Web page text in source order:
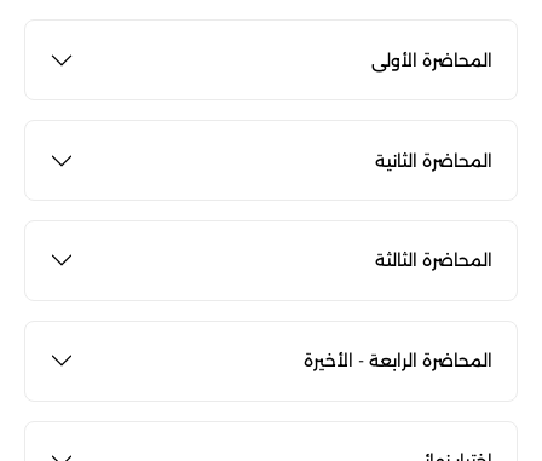
المحاضرة الأولى
المحاضرة الثانية
المحاضرة الثالثة
المحاضرة الرابعة - الأخيرة